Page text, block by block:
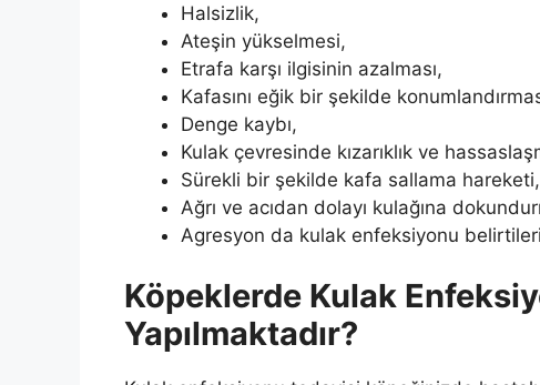
Halsizlik,
Ateşin yükselmesi,
Etrafa karşı ilgisinin azalması,
Kafasını eğik bir şekilde
Denge kaybı,
Kulak çevresinde kızarıklık ve
Sürekli bir şekilde kafa sallama hareketi,
Ağrı ve acıdan dolayı kulağına
Agresyon da kulak enfeksiyonu
Köpeklerde Kulak
Yapılmaktadır?